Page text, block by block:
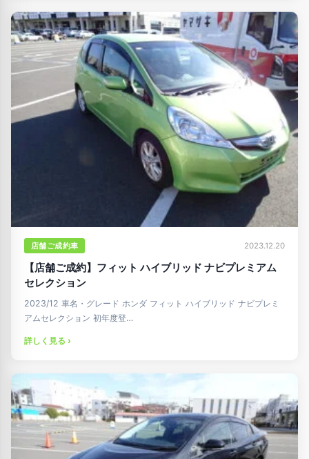
店舗ご成約車 2023.12.20
【店舗ご成約】フィット ハイブリッド ナビプレミアム
セレクション
2023/12 車名・グレード ホンダ フィット ハイブリッド ナビプレミ
アムセレクション 初年度登…
詳しく見る ›